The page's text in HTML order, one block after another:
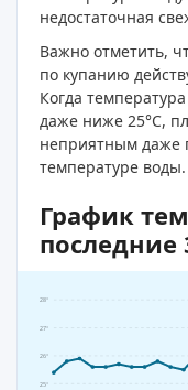
недостаточная
Важно отметить,
по купанию
Когда
даже ниже 25°C,
неприятным даже
температуре воды.
График
последние
25°
26°
27°
28°